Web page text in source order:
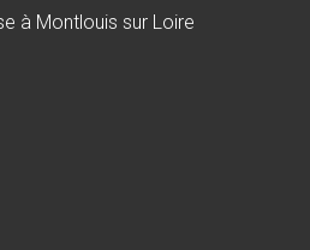
à Montlouis sur Loire